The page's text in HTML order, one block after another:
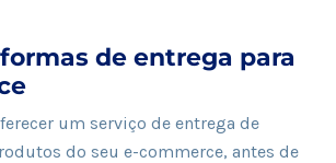
de entrega para
um serviço de entrega de
do seu e-commerce, antes de